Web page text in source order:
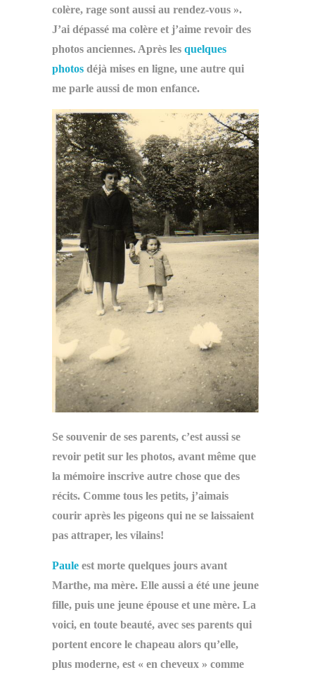
colère, rage sont aussi au rendez-vous ».
J’ai dépassé ma colère et j’aime revoir des
photos anciennes. Après les quelques
photos déjà mises en ligne, une autre qui
me parle aussi de mon enfance.
Se souvenir de ses parents, c’est aussi se
revoir petit sur les photos, avant même que
la mémoire inscrive autre chose que des
récits. Comme tous les petits, j’aimais
courir après les pigeons qui ne se laissaient
pas attraper, les vilains!
Paule est morte quelques jours avant
Marthe, ma mère. Elle aussi a été une jeune
fille, puis une jeune épouse et une mère. La
voici, en toute beauté, avec ses parents qui
portent encore le chapeau alors qu’elle,
plus moderne, est « en cheveux » comme